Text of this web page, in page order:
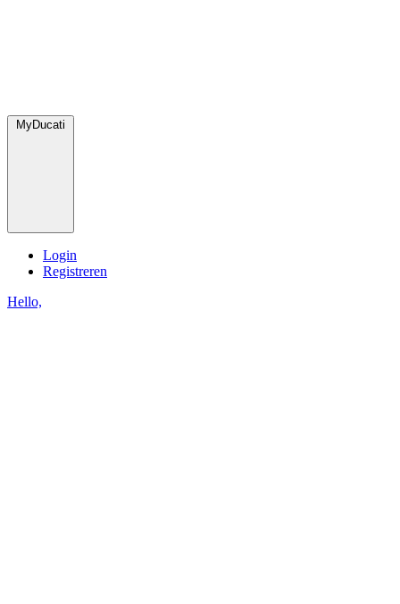
MyDucati
Login
Registreren
Hello,